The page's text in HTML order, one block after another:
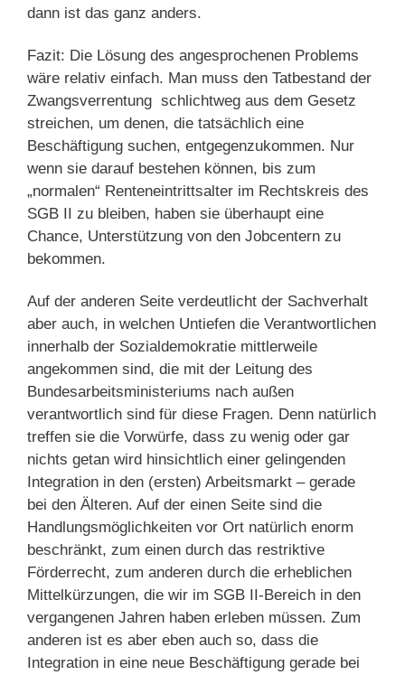
dann ist das ganz anders.
Fazit: Die Lösung des angesprochenen Problems
wäre relativ einfach. Man muss den Tatbestand der
Zwangsverrentung schlichtweg aus dem Gesetz
streichen, um denen, die tatsächlich eine
Beschäftigung suchen, entgegenzukommen. Nur
wenn sie darauf bestehen können, bis zum
„normalen“ Renteneintrittsalter im Rechtskreis des
SGB II zu bleiben, haben sie überhaupt eine
Chance, Unterstützung von den Jobcentern zu
bekommen.
Auf der anderen Seite verdeutlicht der Sachverhalt
aber auch, in welchen Untiefen die Verantwortlichen
innerhalb der Sozialdemokratie mittlerweile
angekommen sind, die mit der Leitung des
Bundesarbeitsministeriums nach außen
verantwortlich sind für diese Fragen. Denn natürlich
treffen sie die Vorwürfe, dass zu wenig oder gar
nichts getan wird hinsichtlich einer gelingenden
Integration in den (ersten) Arbeitsmarkt – gerade
bei den Älteren. Auf der einen Seite sind die
Handlungsmöglichkeiten vor Ort natürlich enorm
beschränkt, zum einen durch das restriktive
Förderrecht, zum anderen durch die erheblichen
Mittelkürzungen, die wir im SGB II-Bereich in den
vergangenen Jahren haben erleben müssen. Zum
anderen ist es aber eben auch so, dass die
Integration in eine neue Beschäftigung gerade bei